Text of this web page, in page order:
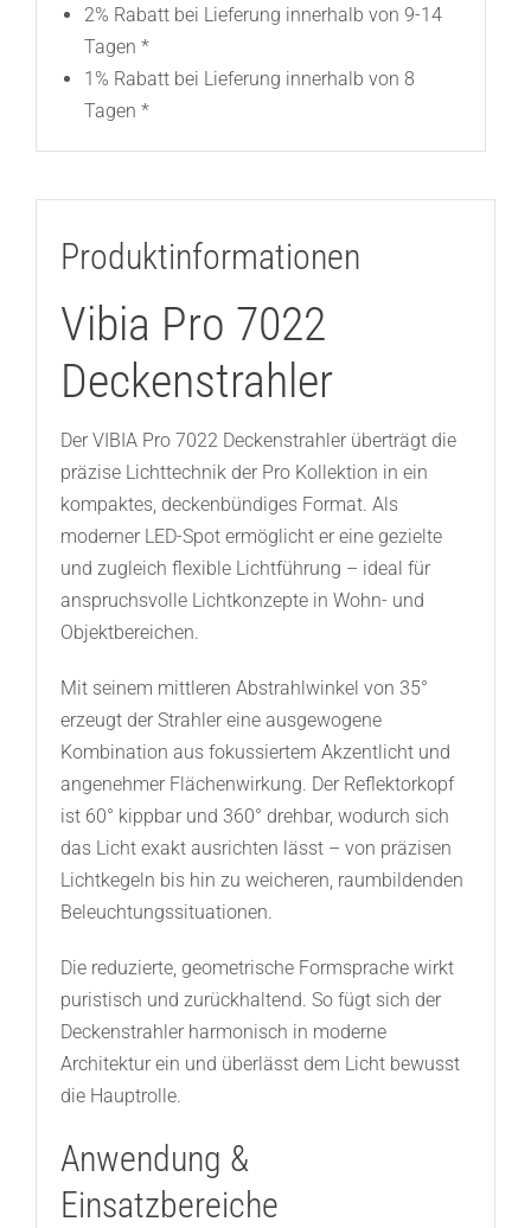
2% Rabatt bei Lieferung innerhalb von 9-14
Tagen *
1% Rabatt bei Lieferung innerhalb von 8
Tagen *
Produktinformationen
Vibia Pro 7022
Deckenstrahler
Der VIBIA Pro 7022 Deckenstrahler überträgt die
präzise Lichttechnik der Pro Kollektion in ein
kompaktes, deckenbündiges Format. Als
moderner LED-Spot ermöglicht er eine gezielte
und zugleich flexible Lichtführung – ideal für
anspruchsvolle Lichtkonzepte in Wohn- und
Objektbereichen.
Mit seinem mittleren Abstrahlwinkel von 35°
erzeugt der Strahler eine ausgewogene
Kombination aus fokussiertem Akzentlicht und
angenehmer Flächenwirkung. Der Reflektorkopf
ist 60° kippbar und 360° drehbar, wodurch sich
das Licht exakt ausrichten lässt – von präzisen
Lichtkegeln bis hin zu weicheren, raumbildenden
Beleuchtungssituationen.
Die reduzierte, geometrische Formsprache wirkt
puristisch und zurückhaltend. So fügt sich der
Deckenstrahler harmonisch in moderne
Architektur ein und überlässt dem Licht bewusst
die Hauptrolle.
Anwendung &
Einsatzbereiche